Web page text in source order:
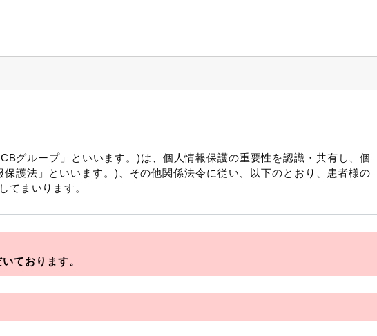
グループ」といいます。)は、個人情報保護の重要性を認識・共有し、個
護法」といいます。)、その他関係法令に従い、以下のとおり、患者様の
てまいります。
。
ております。